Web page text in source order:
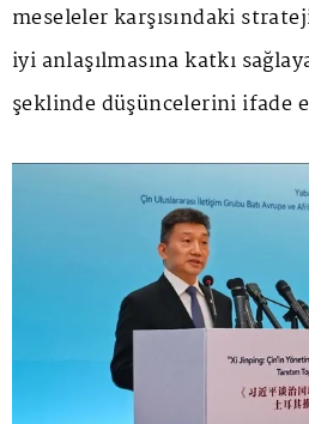
meseleler karşısındaki
iyi anlaşılmasına katkı
şeklinde düşüncelerini ifade